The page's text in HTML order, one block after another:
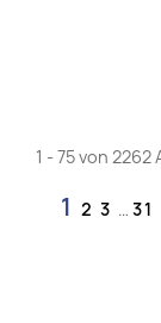
1 - 75 von 2262
1 2 3 … 31